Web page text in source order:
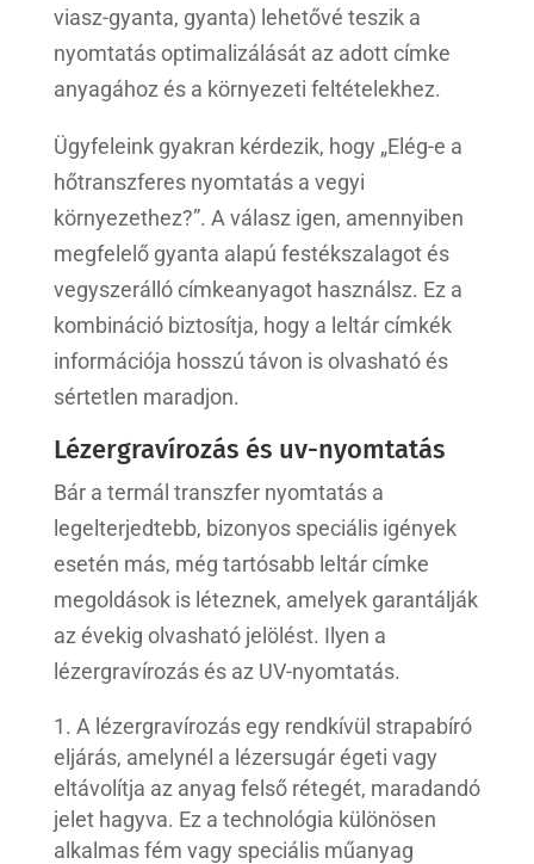
viasz-gyanta, gyanta) lehetővé teszik a
nyomtatás optimalizálását az adott címke
anyagához és a környezeti feltételekhez.
Ügyfeleink gyakran kérdezik, hogy „Elég-e a
hőtranszferes nyomtatás a vegyi
környezethez?”. A válasz igen, amennyiben
megfelelő gyanta alapú festékszalagot és
vegyszerálló címkeanyagot használsz. Ez a
kombináció biztosítja, hogy a leltár címkék
információja hosszú távon is olvasható és
sértetlen maradjon.
Lézergravírozás és uv-nyomtatás
Bár a termál transzfer nyomtatás a
legelterjedtebb, bizonyos speciális igények
esetén más, még tartósabb leltár címke
megoldások is léteznek, amelyek garantálják
az évekig olvasható jelölést. Ilyen a
lézergravírozás és az UV-nyomtatás.
A lézergravírozás egy rendkívül strapabíró
eljárás, amelynél a lézersugár égeti vagy
eltávolítja az anyag felső rétegét, maradandó
jelet hagyva. Ez a technológia különösen
alkalmas fém vagy speciális műanyag